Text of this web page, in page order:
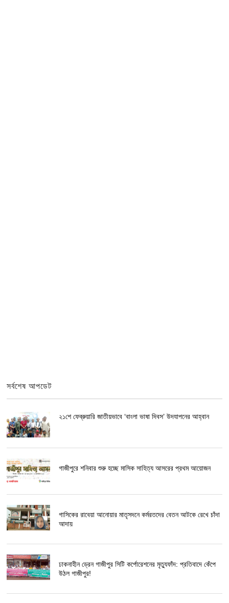
সর্বশেষ আপডেট
২১শে ফেব্রুয়ারি জাতীয়ভাবে ‘বাংলা ভাষা দিবস’ উদযাপনের আহ্বান
গাজীপুরে শনিবার শুরু হচ্ছে মাসিক সাহিত্য আসরের প্রথম আয়োজন
গাসিকের রাবেয়া আনোয়ার মাতৃসদনে কর্মরতদের বেতন আটকে রেখে চাঁদা
আদায়
ঢাকনাহীন ড্রেন গাজীপুর সিটি কর্পোরেশনের মৃত্যুফাঁদ: প্রতিবাদে কেঁপে
উঠল গাজীপুর!